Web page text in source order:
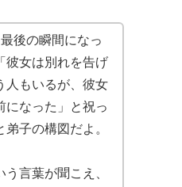
後の瞬間になっ
彼女は別れを告げ
人もいるが、彼女
になった」と祝っ
子の構図だよ。
言葉が聞こえ、